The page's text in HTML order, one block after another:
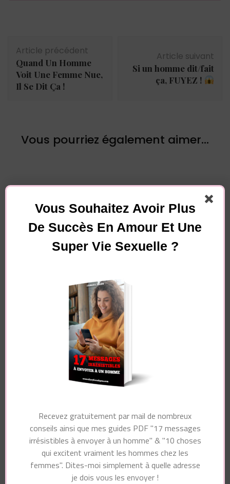
d'article
Article précédent
Quand Un Homme
Voit Une Femme Nue,
Il Se Dit Ça !
Article suivant
Si un homme dit/fait
ça, FUYEZ !
Vous pourriez également aimer...
Laisser un commentaire
champs obligatoires sont indiqués avec
Vous Souhaitez Avoir Plus
De Succès En Amour Et Une
Super Vie Sexuelle ?
Recevez gratuitement par mail de nombreux
conseils ainsi que mes guides PDF "17 messages
irrésistibles à envoyer à un homme" & "10 choses
qui excitent vraiment les hommes chez les
femmes". Dites-moi simplement à quelle adresse
je dois vous les envoyer !